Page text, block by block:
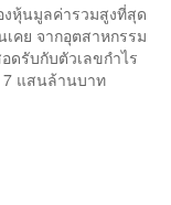
งหุ้นมูลค่ารวมสูงที่สุด
คย จากอุตสาหกรรม
รับกับตัวเลขกำไร
7 แสนล้านบาท